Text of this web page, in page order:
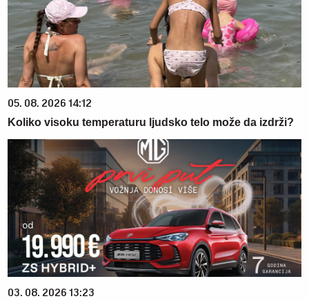
05. 08. 2026 14:12
Koliko visoku temperaturu ljudsko telo može da izdrži?
03. 08. 2026 13:23